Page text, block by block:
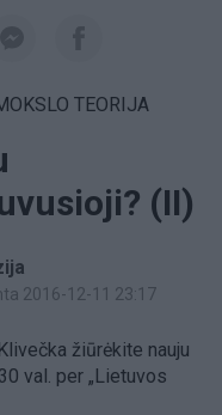
TEORIJA
(II)
2016-12-11 23:17
žiūrėkite nauju
val. per „Lietuvos